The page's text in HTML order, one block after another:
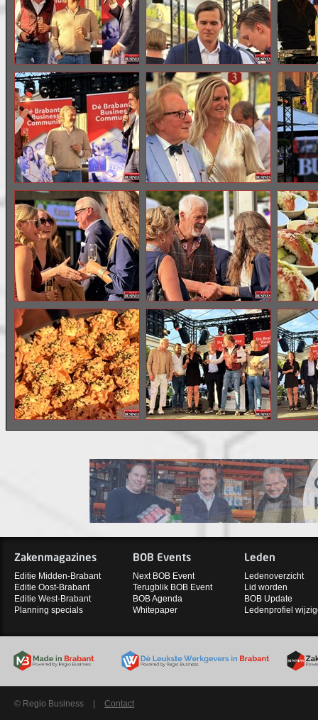
Zakenmagazines
Editie Midden-Brabant
Editie Oost-Brabant
Editie West-Brabant
Planning specials
BOB Events
Next BOB Event
Terugblik BOB Event
BOB Agenda
Whitepaper
Leden
Ledenoverzicht
Lid worden
BOB Update
Ledenprofiel
© Regio Business Contact